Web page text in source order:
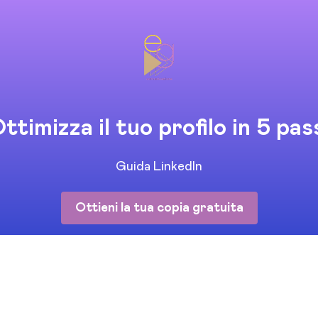
il tuo profilo in 5
Guida LinkedIn
Ottieni la tua copia gratuita